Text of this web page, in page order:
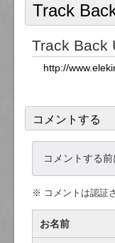
Track
Track Back
コメントする
コメントする前
※ コメントは認証
お名前